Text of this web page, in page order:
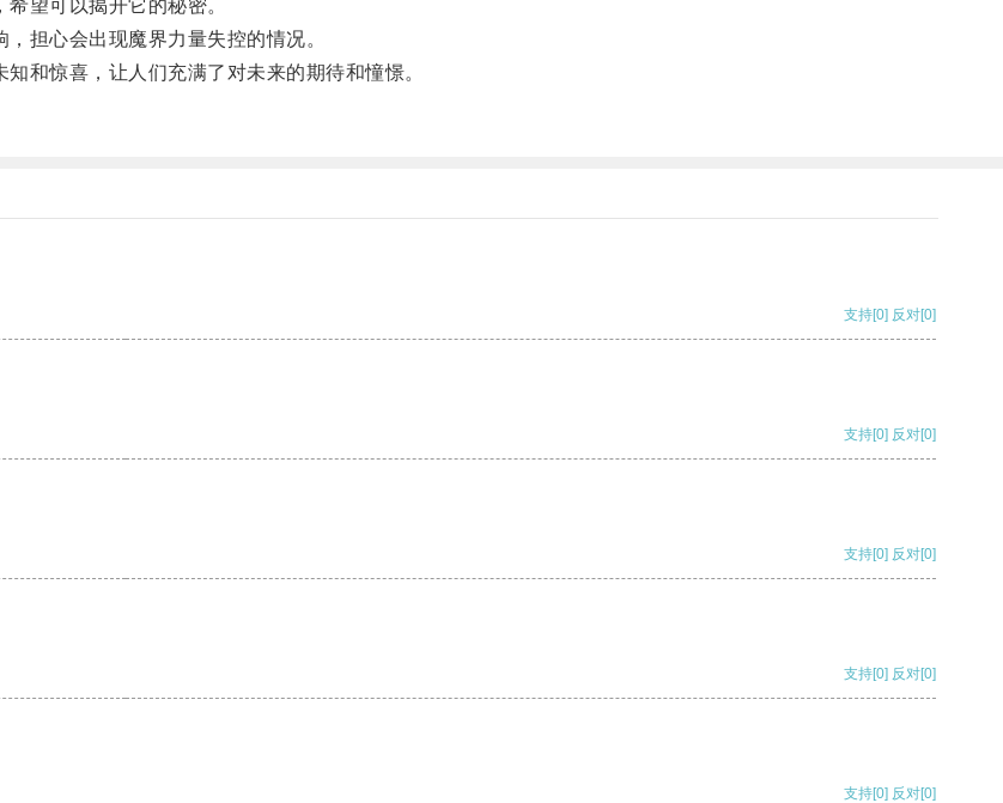
望可以揭开它的秘密。
担心会出现魔界力量失控的情况。
惊喜，让人们充满了对未来的期待和憧憬。
支持[0] 反对[0]
支持[0] 反对[0]
支持[0] 反对[0]
支持[0] 反对[0]
支持[0] 反对[0]